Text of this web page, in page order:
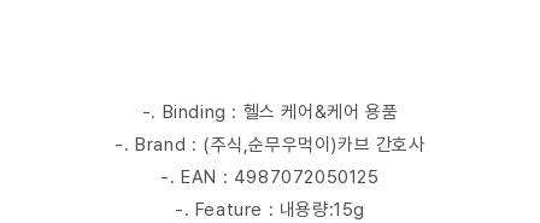
-. Binding : 헬스 케어&케어 용품
-. Brand : (주식,순무우먹이)카브 간호사
-. EAN : 4987072050125
-. Feature : 내용량:15g